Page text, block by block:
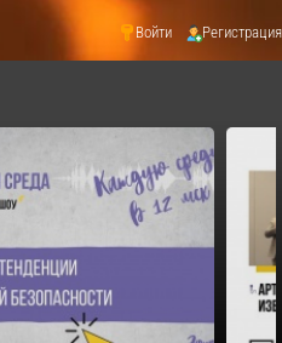
Войти Регистрация